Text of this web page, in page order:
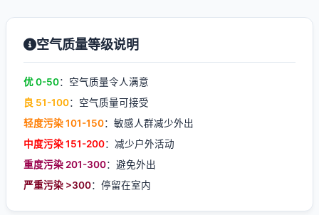
空气质量等级说明
优 0-50：空气质量令人满意
良 51-100：空气质量可接受
轻度污染 101-150：敏感人群减少外出
中度污染 151-200：减少户外活动
重度污染 201-300：避免外出
严重污染 >300：停留在室内